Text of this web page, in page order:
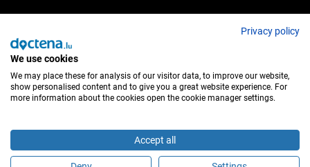
Privacy policy
We use cookies
We may place these for analysis of our visitor data, to improve our website,
show personalised content and to give you a great website experience. For
more information about the cookies open the cookie manager settings.
Accept all